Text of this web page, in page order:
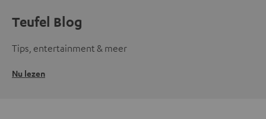
Teufel Blog
Tips, entertainment & meer
Nu lezen